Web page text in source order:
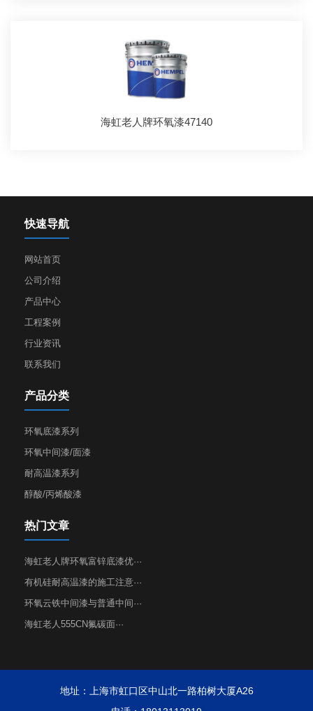
海虹老人牌环氧漆47140
快速导航
网站首页
公司介绍
产品中心
工程案例
行业资讯
联系我们
产品分类
环氧底漆系列
环氧中间漆/面漆
耐高温漆系列
醇酸/丙烯酸漆
热门文章
海虹老人牌环氧富锌底漆优···
有机硅耐高温漆的施工注意···
环氧云铁中间漆与普通中间···
海虹老人555CN氟碳面···
地址：上海市虹口区中山北一路柏树大厦A26